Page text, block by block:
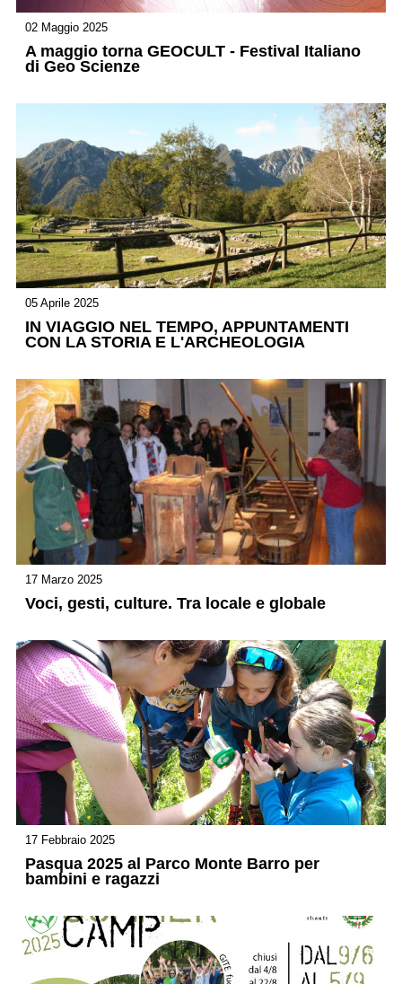
02 Maggio 2025
A maggio torna GEOCULT - Festival Italiano
di Geo Scienze
05 Aprile 2025
IN VIAGGIO NEL TEMPO, APPUNTAMENTI
CON LA STORIA E L'ARCHEOLOGIA
17 Marzo 2025
Voci, gesti, culture. Tra locale e globale
17 Febbraio 2025
Pasqua 2025 al Parco Monte Barro per
bambini e ragazzi